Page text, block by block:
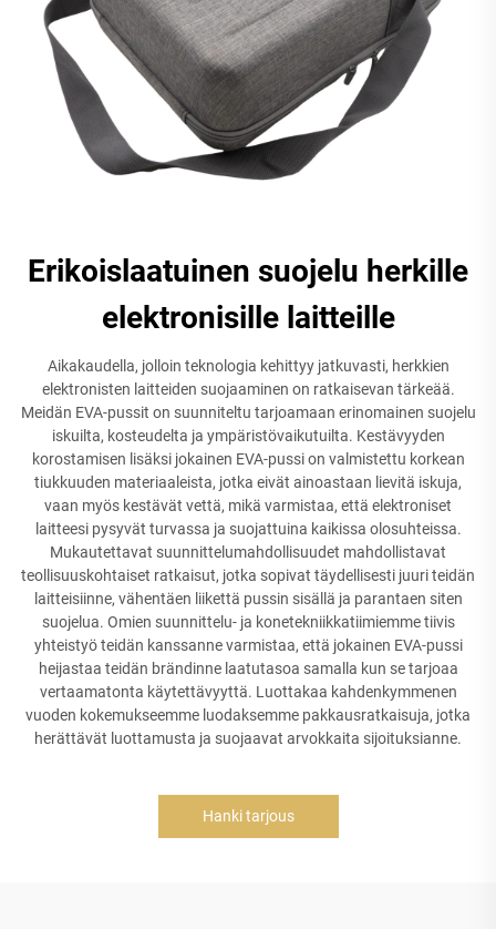
Erikoislaatuinen suojelu herkille
elektronisille laitteille
Aikakaudella, jolloin teknologia kehittyy jatkuvasti, herkkien
elektronisten laitteiden suojaaminen on ratkaisevan tärkeää.
Meidän EVA-pussit on suunniteltu tarjoamaan erinomainen suojelu
iskuilta, kosteudelta ja ympäristövaikutuilta. Kestävyyden
korostamisen lisäksi jokainen EVA-pussi on valmistettu korkean
tiukkuuden materiaaleista, jotka eivät ainoastaan lievitä iskuja,
vaan myös kestävät vettä, mikä varmistaa, että elektroniset
laitteesi pysyvät turvassa ja suojattuina kaikissa olosuhteissa.
Mukautettavat suunnittelumahdollisuudet mahdollistavat
teollisuuskohtaiset ratkaisut, jotka sopivat täydellisesti juuri teidän
laitteisiinne, vähentäen liikettä pussin sisällä ja parantaen siten
suojelua. Omien suunnittelu- ja konetekniikkatiimiemme tiivis
yhteistyö teidän kanssanne varmistaa, että jokainen EVA-pussi
heijastaa teidän brändinne laatutasoa samalla kun se tarjoaa
vertaamatonta käytettävyyttä. Luottakaa kahdenkymmenen
vuoden kokemukseemme luodaksemme pakkausratkaisuja, jotka
herättävät luottamusta ja suojaavat arvokkaita sijoituksianne.
Hanki tarjous